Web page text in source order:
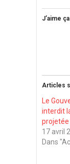
J’aime
Articles
Le
interdit
projetée
17 avril
Dans